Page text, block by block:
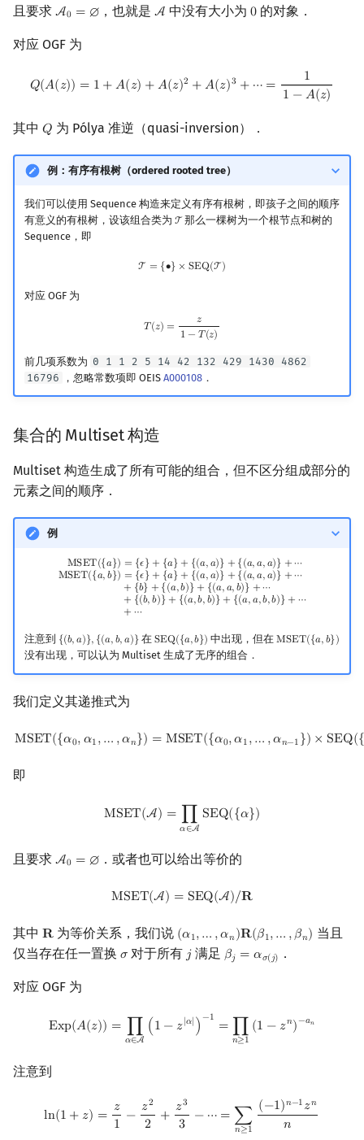
且要求 A0 = ∅
A0= ∅ ，也就是A
A 中没有大小为0
0 的对象．
对应 OGF 为
𝑄(𝐴(𝑧)) = 1 +𝐴(𝑧) +𝐴(𝑧)2 +𝐴(𝑧)3 + ⋯ =
1
1 −𝐴(𝑧)
A( ) =1 + A z A ( )2 A z) 3 + ⋯ =
其中 𝑄
Q 为 Pólya 准逆（quasi-inversion）．
例：有序有根树（ordered rooted tree）
我们可以使用 Sequence 构造来定义有序有根树，即孩子之间的顺序
有意义的有根树，设该组合类为 T
T那么一棵树为一个根节点和树的
Sequence，即
T = {∙} × SEQ(T )
T ={∙}× SEQ(T)
对应 OGF 为
𝑇(𝑧) =
𝑧
1 − 𝑇(𝑧)
T( z)= T(z
前几项系数为 0 1 1 2 5 14 42 132 429 1430 4862
16796
，忽略常数项即 OEIS A000108 ．
集合的 Multiset 构造
Multiset 构造生成了所有可能的组合，但不区分组成部分的
元素之间的顺序．
例
MSET({𝑎}) = {𝜖} + {𝑎} + {(𝑎,𝑎)} + {(𝑎,𝑎,𝑎)} +⋯
MSET({𝑎,𝑏}) = {𝜖} + {𝑎} +{(𝑎,𝑎)} + {(𝑎,𝑎,𝑎)} +⋯
+ {𝑏} + {(𝑎,𝑏)} + {(𝑎,𝑎,𝑏)} +⋯
+ {(𝑏,𝑏)} + {(𝑎,𝑏,𝑏)} + {(𝑎,𝑎,𝑏,𝑏)} + ⋯
+ ⋯
)={ϵ}+{a}+ {(a, a)} +{( a a, a)}+⋯ MSET({ a b} ) ={ϵ}+{ a}+{ (a, a)
注意到 {(𝑏,𝑎)}, {(𝑎,𝑏,𝑎)}
{(b,a)},{( a,b,a)} 在 SEQ({𝑎,𝑏})
SEQ({a,b}) 中出现，但在MSET({𝑎,𝑏})
MSET({a,b})
没有出现，可以认为 Multiset 生成了无序的组合．
我们定义其递推式为
MSET({𝛼0,𝛼1,… ,𝛼𝑛}) = MSET({𝛼0,𝛼1,… ,𝛼𝑛−1}) × SEQ({
MSET({α 0,α αn })= MSET({α0,α1,… ,αn ×SEQ ({α n )
即
MSET(A) = ∏
𝛼∈A
SEQ({𝛼})
MSET A) =∏ α∈A SEQ({α})
且要求 A0 = ∅
A0= ∅ ．或者也可以给出等价的
MSET(A) = SEQ(A)/𝐑
MSET(A )=SEQ(A) /R
其中 𝐑
R为等价关系，我们说 (𝛼1,… ,𝛼𝑛)𝐑(𝛽1,… ,𝛽𝑛)
(α1,…,αn)R(β1,…,βn )
当且
仅当存在任一置换 𝜎
σ 对于所有 𝑗
j满足 𝛽𝑗 = 𝛼𝜎(𝑗)
βj=ασ(j) ．
对应 OGF 为
Exp(𝐴(𝑧)) = ∏
𝛼∈A
(1 −𝑧|𝛼| ) −1 = ∏
𝑛≥1
(1 −𝑧𝑛)−𝑎𝑛
Exp(A(z )= ∏α∈ A( |α|)−1= ∏n ≥1( 1− −an
注意到
ln(1 +𝑧) = 𝑧
1 − 𝑧2
2 + 𝑧3
3 − ⋯ = ∑
𝑛≥1
(−1)𝑛−1𝑧𝑛
𝑛
1 =z 22 3−⋯ (−1)n −1znn